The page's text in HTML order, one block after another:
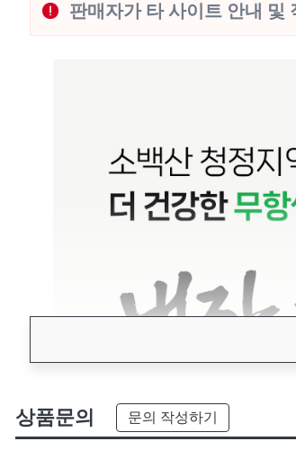
판매자가 타 사이트 안내 및
상품문의 문의 작성하기